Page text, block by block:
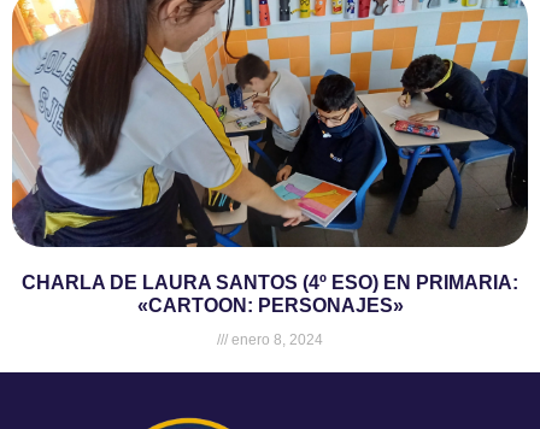
CHARLA DE LAURA SANTOS (4º ESO) EN PRIMARIA:
«CARTOON: PERSONAJES»
enero 8, 2024